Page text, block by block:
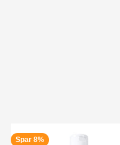
Spar 8%